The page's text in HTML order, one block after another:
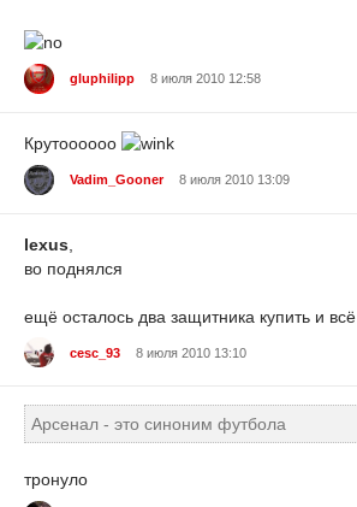
gluphilipp 8 июля 2010 12:58
Крутоооооо
Vadim_Gooner 8 июля 2010 13:09
lexus
во поднялся
ещё осталось два защитника купить и всё
cesc_93 8 июля 2010 13:10
Арсенал - это синоним футбола
тронуло